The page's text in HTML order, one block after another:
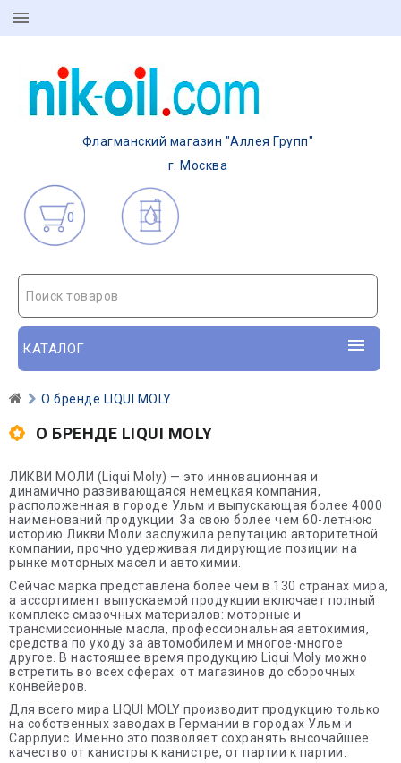
Флагманский магазин "Аллея Групп"
г. Москва
0
Поиск товаров
КАТАЛОГ
О бренде LIQUI MOLY
О БРЕНДЕ LIQUI MOLY
ЛИКВИ МОЛИ (Liqui Moly) — это инновационная и
динамично развивающаяся немецкая компания,
расположенная в городе Ульм и выпускающая более 4000
наименований продукции. За свою более чем 60-летнюю
историю Ликви Моли заслужила репутацию авторитетной
компании, прочно удерживая лидирующие позиции на
рынке моторных масел и автохимии.
Сейчас марка представлена более чем в 130 странах мира,
а ассортимент выпускаемой продукции включает полный
комплекс смазочных материалов: моторные и
трансмиссионные масла, профессиональная автохимия,
средства по уходу за автомобилем и многое-многое
другое. В настоящее время продукцию Liqui Moly можно
встретить во всех сферах: от магазинов до сборочных
конвейеров.
Для всего мира LIQUI MOLY производит продукцию только
на собственных заводах в Германии в городах Ульм и
Саррлуис. Именно это позволяет сохранять высочайшее
качество от канистры к канистре, от партии к партии.